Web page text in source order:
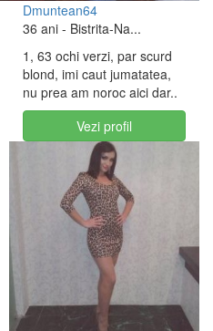
Dmuntean64
36 ani - Bistrita-Na...
1, 63 ochi verzi, par scurd
blond, imi caut jumatatea,
nu prea am noroc aici dar..
Vezi profil